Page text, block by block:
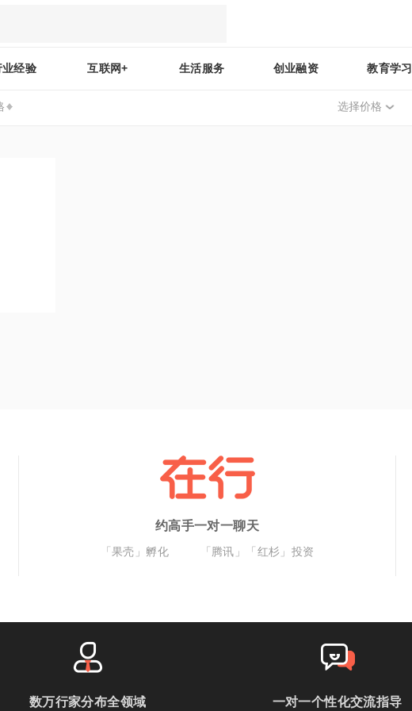
业经验 互联网+ 生活服务 创业融资 教育学习
选择价格
约高手一对一聊天
「果壳」孵化 「腾讯」「红杉」投资
数万行家分布全领域 一对一个性化交流指导